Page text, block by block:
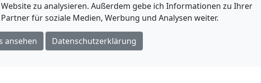
zu analysieren. Außerdem gebe ich Informationen zu Ihrer
für soziale Medien, Werbung und Analysen weiter.
ansehen Datenschutzerklärung